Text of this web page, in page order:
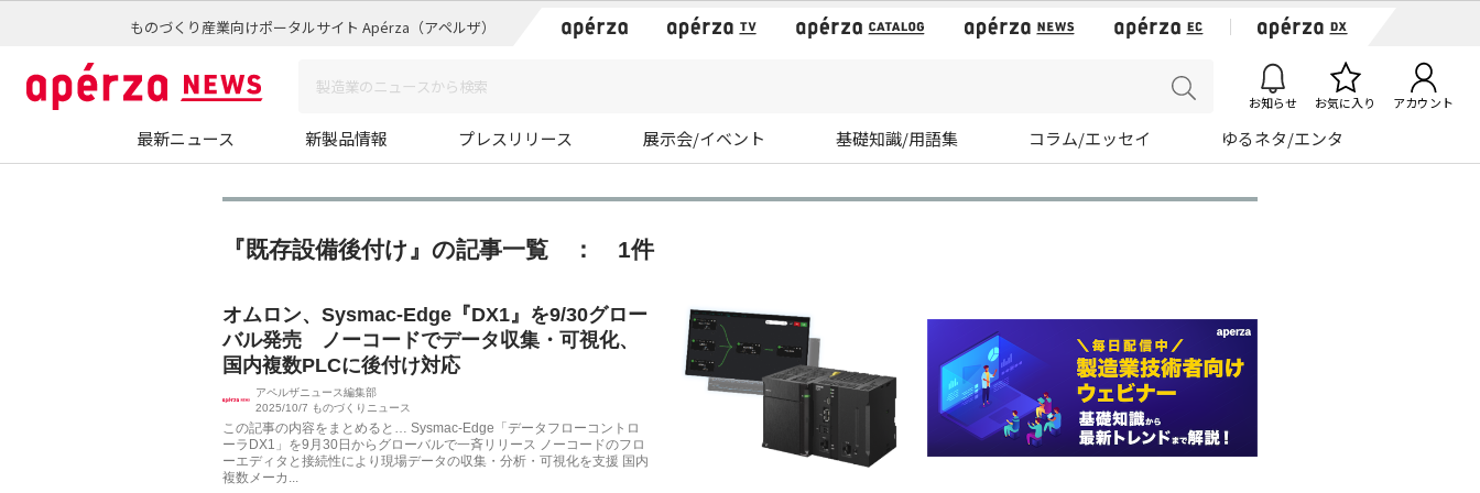
ものづくり産業向けポータルサイト Apérza（アペルザ）
お知らせ お気に入り アカウント
最新ニュース 新製品情報 プレスリリース 展示会/イベント 基礎知識/用語集 コラム/エッセイ ゆるネタ/エンタ
『既存設備後付け』の記事一覧 ： 1件
オムロン、Sysmac‑Edge『DX1』を9/30グロー
バル発売 ノーコードでデータ収集・可視化、
国内複数PLCに後付け対応
アペルザニュース編集部
2025/10/7 ものづくりニュース
この記事の内容をまとめると… Sysmac-Edge「データフローコントロ
ーラDX1」を9月30日からグローバルで一斉リリース ノーコードのフロ
ーエディタと接続性により現場データの収集・分析・可視化を支援 国内
複数メーカ...